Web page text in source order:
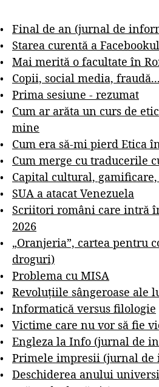
Final de an (jurnal de
Starea curentă a
Mai merită o facultate în
Copii, social media,
Prima sesiune - rezumat
Cum ar arăta un curs de
mine
Cum era să-mi pierd Etica
Cum merge cu traducerile
Capital cultural,
SUA a atacat Venezuela
Scriitori români care intră
2026
„Oranjeria”, cartea pentru
droguri)
Problema cu MISA
Revoluțiile sângeroase ale
Informatică versus filologie
Victime care nu vor să fie
Engleza la Info (jurnal de
Primele impresii (jurnal de
Deschiderea anului